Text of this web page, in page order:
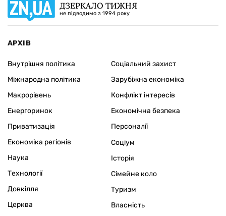
ДЗЕРКАЛО ТИЖНЯ
не підводимо з 1994 року
АРХІВ
Внутрішня політика
Міжнародна політика
Макрорівень
Енергоринок
Приватизація
Економіка регіонів
Соціальний захист
Зарубіжна економіка
Конфлікт інтересів
Економічна безпека
Персоналії
Наука
Технології
Довкілля
Церква
Соціум
Історія
Сімейне коло
Туризм
Власність